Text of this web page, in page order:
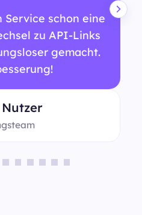
schon eine
zu API-Links
gemacht.